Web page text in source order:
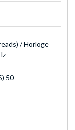
/ Horloge
50